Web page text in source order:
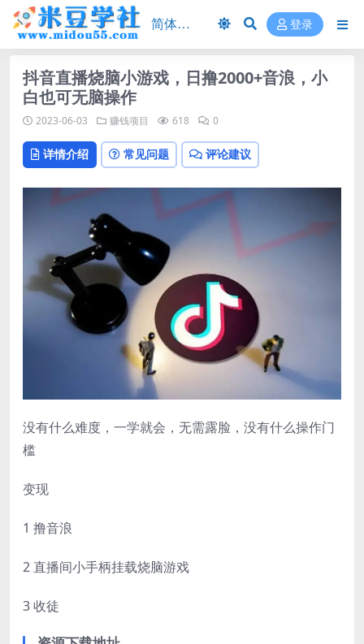
登录
抖音直播烧脑小游戏，日撸2000+音浪，小
白也可无脑操作
2023-06-03 赚钱项目 618 0
详情介绍 常见问题 评论建议
没有什么难度，一学就会，无需露脸，没有什么操作门
槛
变现
1 撸音浪
2 直播间小手柄挂载烧脑游戏
3 收徒